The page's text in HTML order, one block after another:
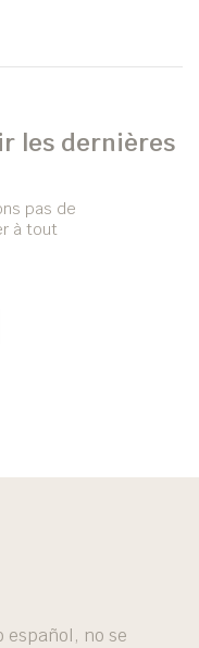
les dernières
pas de
à tout
español, no se